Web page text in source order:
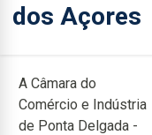
dos Açores
A Câmara do
Comércio e Indústria
de Ponta Delgada -